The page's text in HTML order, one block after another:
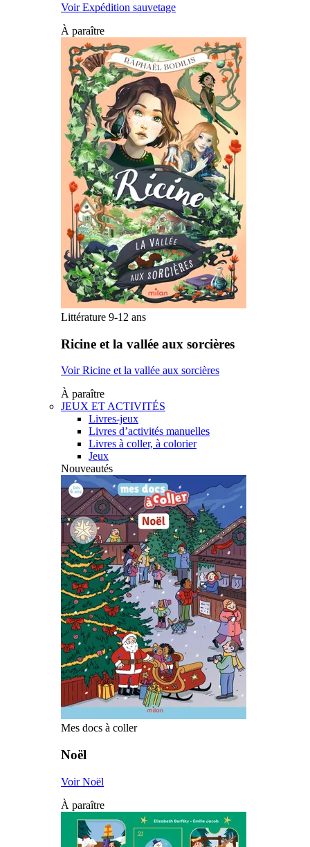
Voir Expédition sauvetage
À paraître
Littérature 9-12 ans
Ricine et la vallée aux sorcières
Voir Ricine et la vallée aux sorcières
À paraître
JEUX ET ACTIVITÉS
Livres-jeux
Livres d’activités manuelles
Livres à coller, à colorier
Jeux
Nouveautés
Mes docs à coller
Noël
Voir Noël
À paraître